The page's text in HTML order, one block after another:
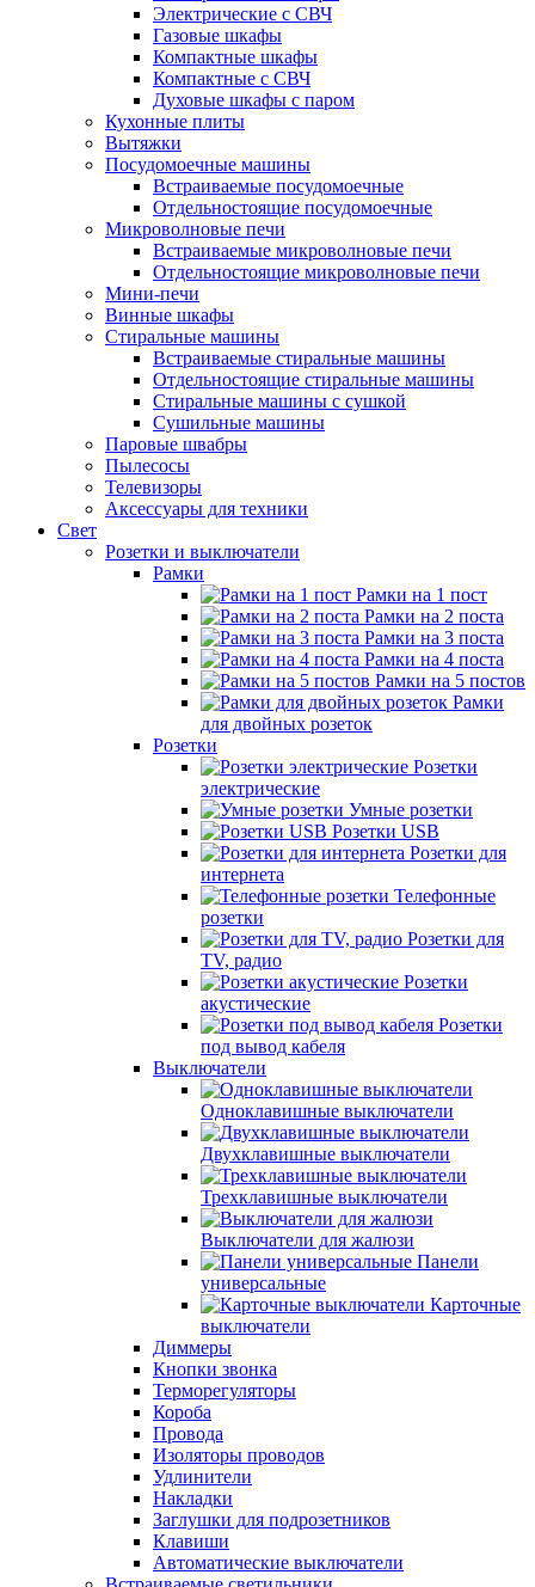
Электрические с СВЧ
Газовые шкафы
Компактные шкафы
Компактные с СВЧ
Духовые шкафы с паром
Кухонные плиты
Вытяжки
Посудомоечные машины
Встраиваемые посудомоечные
Отдельностоящие посудомоечные
Микроволновые печи
Встраиваемые микроволновые печи
Отдельностоящие микроволновые печи
Мини-печи
Винные шкафы
Стиральные машины
Встраиваемые стиральные машины
Отдельностоящие стиральные машины
Стиральные машины с сушкой
Сушильные машины
Паровые швабры
Пылесосы
Телевизоры
Аксессуары для техники
Свет
Розетки и выключатели
Рамки
Рамки на 1 пост
Рамки на 2 поста
Рамки на 3 поста
Рамки на 4 поста
Рамки на 5 постов
Рамки
для двойных розеток
Розетки
Розетки
электрические
Умные розетки
Розетки USB
Розетки для
интернета
Телефонные
розетки
Розетки для
TV, радио
Розетки
акустические
Розетки
под вывод кабеля
Выключатели
Одноклавишные выключатели
Двухклавишные выключатели
Трехклавишные выключатели
Выключатели для жалюзи
Панели
универсальные
Карточные
выключатели
Диммеры
Кнопки звонка
Терморегуляторы
Короба
Провода
Изоляторы проводов
Удлинители
Накладки
Заглушки для подрозетников
Клавиши
Автоматические выключатели